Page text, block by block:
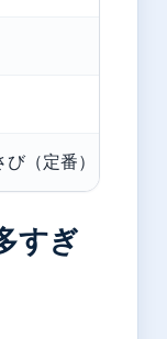
（定番）
すぎ